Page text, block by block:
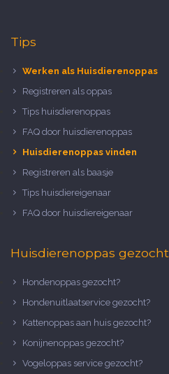
Tips
Werken als Huisdierenoppas
Registreren als oppas
Tips huisdierenoppas
FAQ door huisdierenoppas
Huisdierenoppas vinden
Registreren als baasje
Tips huisdiereigenaar
FAQ door huisdiereigenaar
Huisdierenoppas gezocht
Hondenoppas gezocht?
Hondenuitlaatservice gezocht?
Kattenoppas aan huis gezocht?
Konijnenoppas gezocht?
Vogeloppas service gezocht?